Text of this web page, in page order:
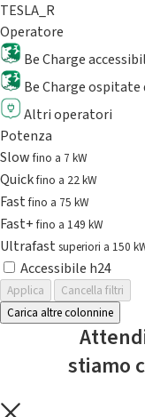
TESLA_R
Operatore
Be Charge
Be Charge
Altri operatori
Potenza
Slowfino a 7 kW
Quickfino a 22 kW
Fastfino a 75 kW
Fast+fino a 149 kW
Ultrafast superiori a 150
Accessibile h24
Applica
Cancella filtri
Carica altre colonnine
stiamo